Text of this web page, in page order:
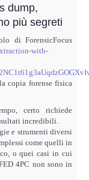
dump,
più segreti
di ForensicFocus
with-
copia forense fisica
certo richiede
incredibili.
e strumenti diversi
come quelli in
o quei casi in cui
4PC non sono in